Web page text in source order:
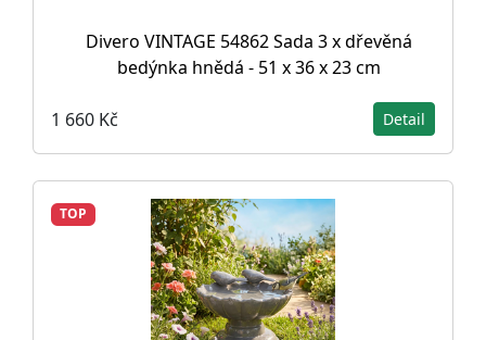
Divero VINTAGE 54862 Sada 3 x dřevěná
bedýnka hnědá - 51 x 36 x 23 cm
1 660 Kč Detail
TOP